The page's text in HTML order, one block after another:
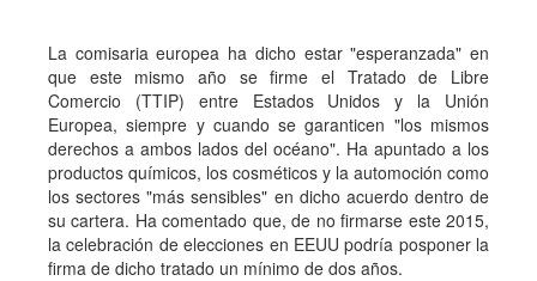
La comisaria europea ha dicho estar "esperanzada" en
que este mismo año se firme el Tratado de Libre
Comercio (TTIP) entre Estados Unidos y la Unión
Europea, siempre y cuando se garanticen "los mismos
derechos a ambos lados del océano". Ha apuntado a los
productos químicos, los cosméticos y la automoción como
los sectores "más sensibles" en dicho acuerdo dentro de
su cartera. Ha comentado que, de no firmarse este 2015,
la celebración de elecciones en EEUU podría posponer la
firma de dicho tratado un mínimo de dos años.